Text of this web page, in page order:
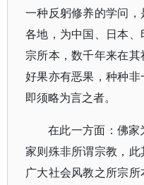
一种反躬修养的学问
各地，为中国、日本
宗所本，数千年来在
好果亦有恶果，种种
即须略为言之者。
在此一方面：佛
家则殊非所谓宗教，
广大社会风教之所宗